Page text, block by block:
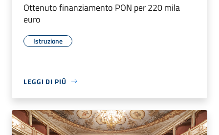
Ottenuto finanziamento PON per 220 mila
euro
Istruzione
LEGGI DI PIÙ